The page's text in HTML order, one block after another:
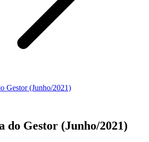
Gestor (Junho/2021)
do Gestor (Junho/2021)